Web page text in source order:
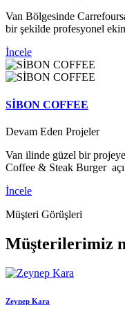
Van Bölgesinde
bir şekilde profesyonel
İncele
SİBON COFFEE
Devam Eden Projeler
Van ilinde güzel bir
Coffee & Steak Burger
İncele
Müşteri Görüşleri
Müşterilerimiz
Zeynep Kara